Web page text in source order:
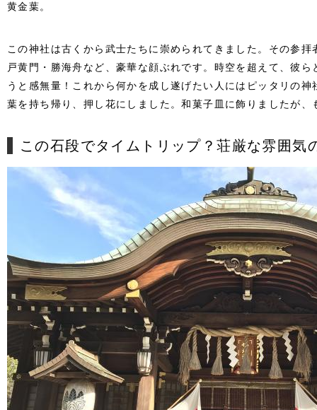
黄金葉。
この神社は古くから武士たちに崇められてきました。 その参拝
戸黄門・勝海舟など、豪華な顔ぶれです。 時空を超えて、彼ら
うと感無量！ これから何かを成し遂げたい人にはピッタリの神
葉を持ち帰り、押し花にしました。和菓子皿に飾りましたが
この石段でタイムトリップ？荘厳な雰囲気